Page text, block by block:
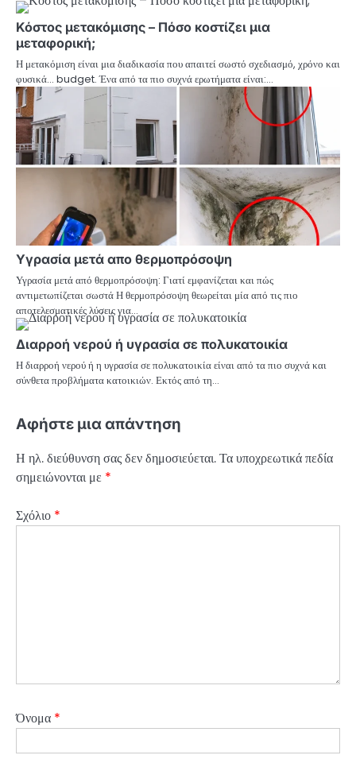
Κόστος μετακόμισης – Πόσο κοστίζει μια
μεταφορική;
Η μετακόμιση είναι μια διαδικασία που απαιτεί σωστό σχεδιασμό, χρόνο και
φυσικά… budget. Ένα από τα πιο συχνά ερωτήματα είναι:…
Υγρασία μετά απο θερμοπρόσοψη
Υγρασία μετά από θερμοπρόσοψη: Γιατί εμφανίζεται και πώς
αντιμετωπίζεται σωστά Η θερμοπρόσοψη θεωρείται μία από τις πιο
αποτελεσματικές λύσεις για…
Διαρροή νερού ή υγρασία σε πολυκατοικία
Η διαρροή νερού ή η υγρασία σε πολυκατοικία είναι από τα πιο συχνά και
σύνθετα προβλήματα κατοικιών. Εκτός από τη…
Αφήστε μια απάντηση
Η ηλ. διεύθυνση σας δεν δημοσιεύεται.Τα υποχρεωτικά πεδία
σημειώνονται με *
Σχόλιο *
Όνομα *